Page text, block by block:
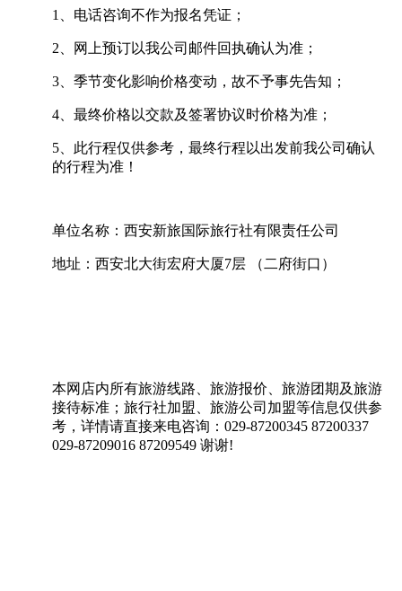
1、电话咨询不作为报名凭证；
2、网上预订以我公司邮件回执确认为准；
3、季节变化影响价格变动，故不予事先告知；
4、最终价格以交款及签署协议时价格为准；
5、此行程仅供参考，最终行程以出发前我公司确认
的行程为准！
单位名称：西安新旅国际旅行社有限责任公司
地址：西安北大街宏府大厦7层 （二府街口）
本网店内所有旅游线路、旅游报价、旅游团期及旅游
接待标准；旅行社加盟、旅游公司加盟等信息仅供参
考，详情请直接来电咨询：029-87200345 87200337
029-87209016 87209549 谢谢!